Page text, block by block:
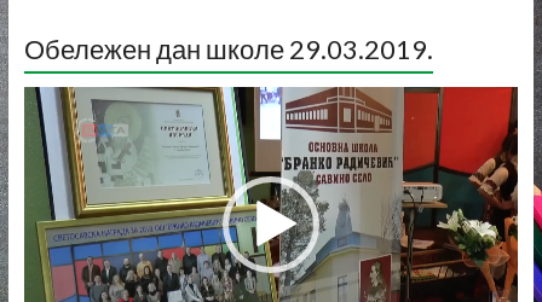
Обележен дан школе 29.03.2019.
Прегледач
видео
записа